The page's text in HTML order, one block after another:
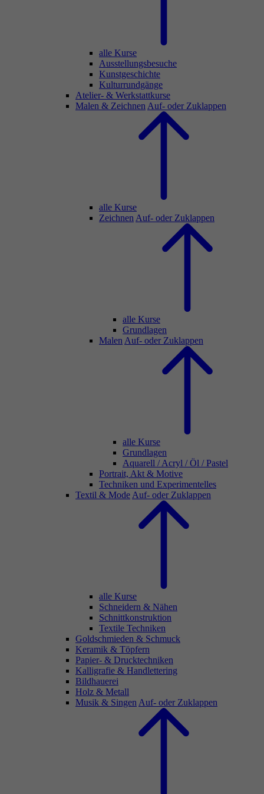
alle Kurse
Ausstellungsbesuche
Kunstgeschichte
Kulturrundgänge
Atelier- & Werkstattkurse
Malen & Zeichnen Auf- oder Zuklappen
alle Kurse
Zeichnen Auf- oder Zuklappen
alle Kurse
Grundlagen
Malen Auf- oder Zuklappen
alle Kurse
Grundlagen
Aquarell / Acryl / Öl / Pastel
Portrait, Akt & Motive
Techniken und Experimentelles
Textil & Mode Auf- oder Zuklappen
alle Kurse
Schneidern & Nähen
Schnittkonstruktion
Textile Techniken
Goldschmieden & Schmuck
Keramik & Töpfern
Papier- & Drucktechniken
Kalligrafie & Handlettering
Bildhauerei
Holz & Metall
Musik & Singen Auf- oder Zuklappen